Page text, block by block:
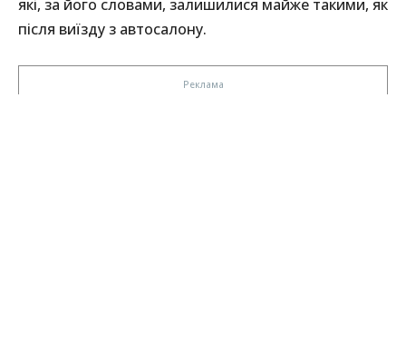
які, за його словами, залишилися майже такими, як
після виїзду з автосалону.